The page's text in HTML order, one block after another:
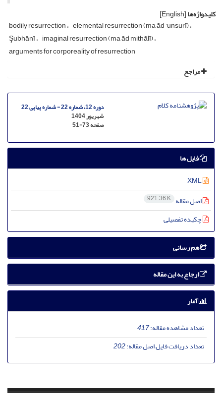
کلیدواژه‌ها[English]
bodily resurrection elemental resurrection (ma ād 'unsurī)
Şubhānī imaginal resurrection (ma ād mithālī)
arguments for corporeality of resurrection
مراجع
دوره 12، شماره 22 - شماره پیاپی 22
شهریور 1404
صفحه51-73
فایل ها
اصل مقاله 921.36 K
چکیده تفصیلی
هم رسانی
ارجاع به این مقاله
آمار
تعداد مشاهده مقاله:417
تعداد دریافت فایل اصل مقاله:202